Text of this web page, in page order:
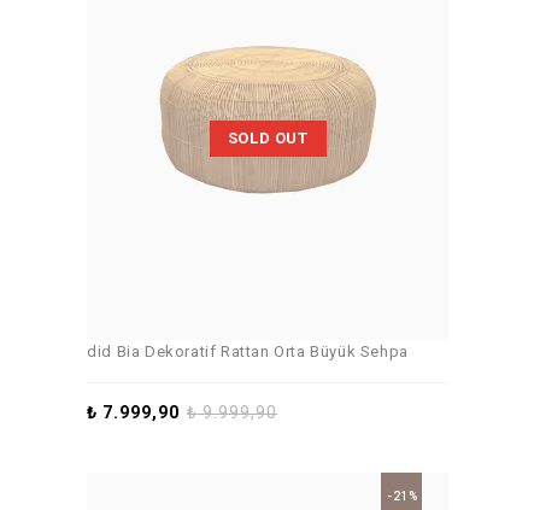
SOLD OUT
did Bia Dekoratif Rattan Orta Büyük Sehpa
₺9.999,90
₺ 7.999,90
-21%